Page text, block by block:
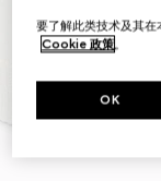
要了解此类技术及其
Cookie 政策。
OK